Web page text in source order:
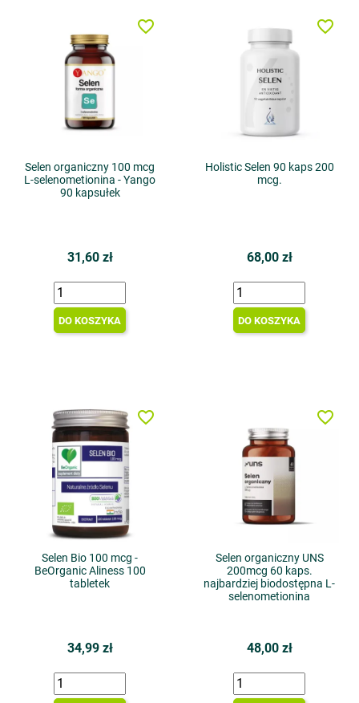
Selen organiczny 100 mcg
L-selenometionina - Yango
90 kapsułek
31,60 zł
DO KOSZYKA
favorite_border
Holistic Selen 90 kaps 200
mcg.
68,00 zł
DO KOSZYKA
favorite_border
Selen Bio 100 mcg -
BeOrganic Aliness 100
tabletek
34,99 zł
favorite_border
Selen organiczny UNS
200mcg 60 kaps.
najbardziej biodostępna L-
selenometionina
48,00 zł
favorite_border